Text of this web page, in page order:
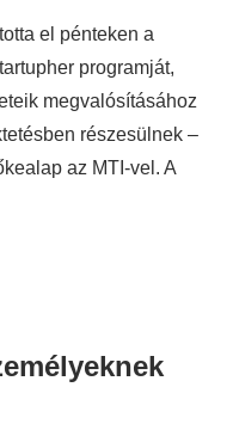
el pénteken a
programját,
megvalósításához
részesülnek –
az MTI-vel. A